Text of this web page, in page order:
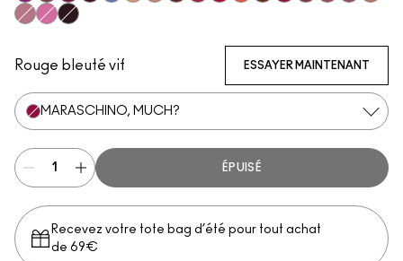
Violet Vaport
Amorous
RebelGuessing Game
Rouge bleuté vif ESSAYER MAINTENANT
MARASCHINO, MUCH?
ÉPUISÉ
Recevez votre tote bag d’été pour tout achat
de 69€